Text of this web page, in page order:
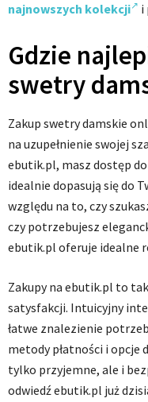
najnowszych kolekcji
i
Gdzie
swetry
Zakup swetry damskie
na uzupełnienie swojej
ebutik.pl, masz dostęp
idealnie dopasują się do
względu na to, czy
czy potrzebujesz
ebutik.pl oferuje idealne
Zakupy na ebutik.pl to
satysfakcji. Intuicyjny
łatwe znalezienie
metody płatności i opcje
tylko przyjemne, ale i
odwiedź ebutik.pl już